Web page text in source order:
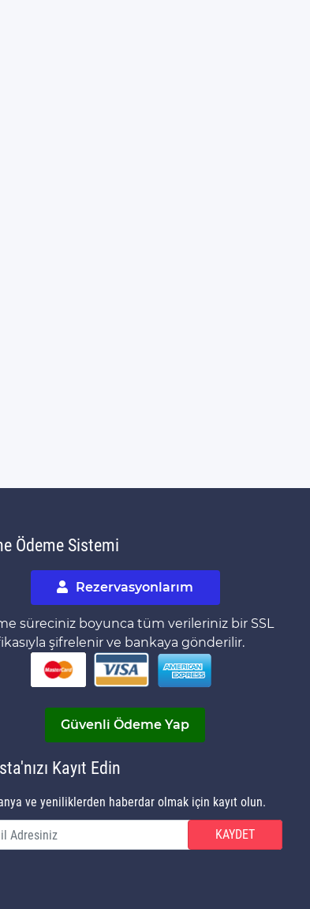
Ödeme Sistemi
Rezervasyonlarım
süreciniz boyunca tüm verileriniz bir SSL
şifrelenir ve bankaya gönderilir.
Güvenli Ödeme Yap
Kayıt Edin
ve yeniliklerden haberdar olmak için kayıt olun.
KAYDET